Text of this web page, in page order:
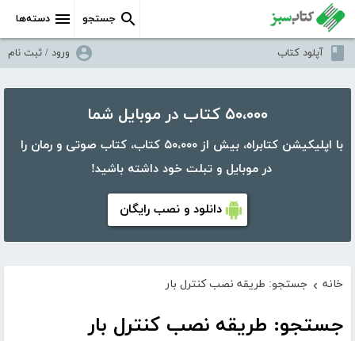
دسته‌ها جستجو
آپلود کتاب ورود / ثبت نام
۵۰،۰۰۰ کتاب در موبایل شما
با اپلیکیشن کتابراه، بیش از ۵۰،۰۰۰ کتاب، کتاب صوتی و رمان را
در موبایل و تبلت خود داشته باشید!
دانلود و نصب رایگان
خانه › جستجو: طریقه نصب کنترل بار
جستجو: طریقه نصب کنترل بار